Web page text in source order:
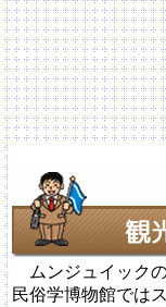
ムンジュイック
民俗学博物館では